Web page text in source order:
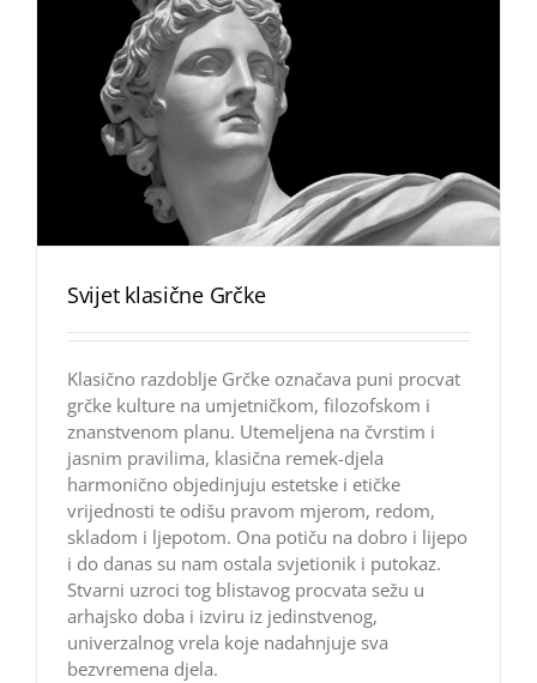
Svijet klasične Grčke
Klasično razdoblje Grčke označava puni procvat
grčke kulture na umjetničkom, filozofskom i
znanstvenom planu. Utemeljena na čvrstim i
jasnim pravilima, klasična remek-djela
harmonično objedinjuju estetske i etičke
vrijednosti te odišu pravom mjerom, redom,
skladom i ljepotom. Ona potiču na dobro i lijepo
i do danas su nam ostala svjetionik i putokaz.
Stvarni uzroci tog blistavog procvata sežu u
arhajsko doba i izviru iz jedinstvenog,
univerzalnog vrela koje nadahnjuje sva
bezvremena djela.